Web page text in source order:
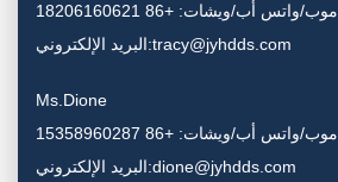
موب/واتس أب/ويشات: +86 18206160621
البريد الإلكتروني:tracy@jyhdds.com
Ms.Dione
موب/واتس أب/ويشات: +86 15358960287
البريد الإلكتروني:dione@jyhdds.com